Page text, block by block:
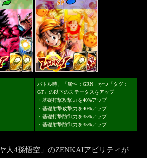
SP
バトル時、「属性：GRN」かつ「タグ：
GT」の以下のステータスをアップ
・基礎打撃攻撃力を40%アップ
・基礎射撃攻撃力を40%アップ
・基礎打撃防御力を35%アップ
・基礎射撃防御力を35%アップ
人4孫悟空」のZENKAIアビリティが